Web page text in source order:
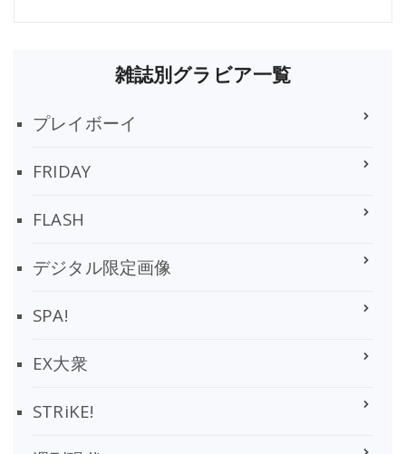
雑誌別グラビア一覧
プレイボーイ
FRIDAY
FLASH
デジタル限定画像
SPA!
EX大衆
STRiKE!